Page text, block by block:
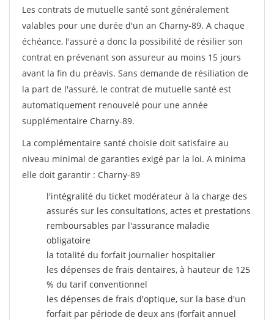
Les contrats de mutuelle santé sont généralement
valables pour une durée d'un an Charny-89. A chaque
échéance, l'assuré a donc la possibilité de résilier son
contrat en prévenant son assureur au moins 15 jours
avant la fin du préavis. Sans demande de résiliation de
la part de l'assuré, le contrat de mutuelle santé est
automatiquement renouvelé pour une année
supplémentaire Charny-89.
La complémentaire santé choisie doit satisfaire au
niveau minimal de garanties exigé par la loi. A minima
elle doit garantir : Charny-89
l'intégralité du ticket modérateur à la charge des
assurés sur les consultations, actes et prestations
remboursables par l'assurance maladie
obligatoire
la totalité du forfait journalier hospitalier
les dépenses de frais dentaires, à hauteur de 125
% du tarif conventionnel
les dépenses de frais d'optique, sur la base d'un
forfait par période de deux ans (forfait annuel